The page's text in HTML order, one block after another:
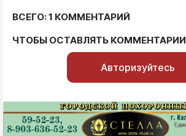
ВСЕГО: 1 КОММЕНТАРИЙ
ЧТОБЫ ОСТАВЛЯТЬ КОММЕНТАРИИ
Авторизуйтесь